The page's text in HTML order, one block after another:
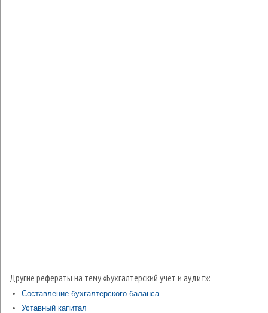
Другие рефераты на тему «Бухгалтерский учет и аудит»:
Составление бухгалтерского баланса
Уставный капитал